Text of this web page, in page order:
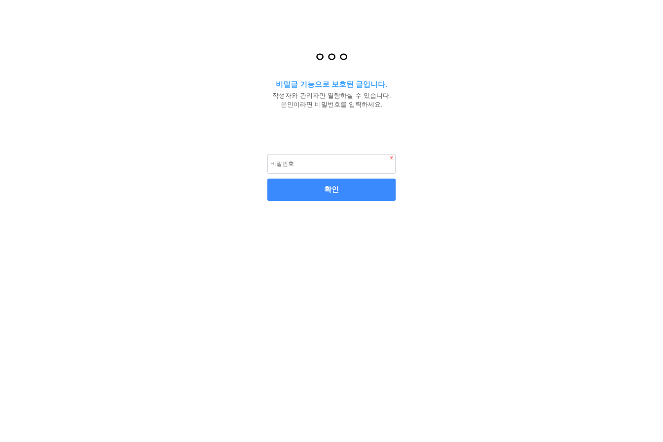
ㅇㅇㅇ
비밀글 기능으로 보호된 글입니다.
작성자와 관리자만 열람하실 수 있습니다.
본인이라면 비밀번호를 입력하세요.